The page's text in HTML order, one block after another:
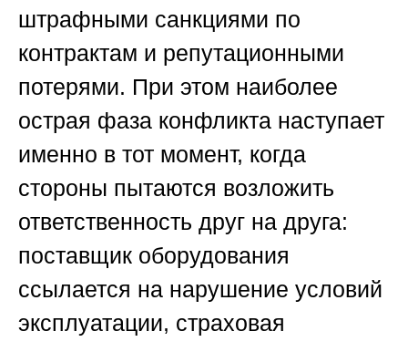
штрафными санкциями по
контрактам и репутационными
потерями. При этом наиболее
острая фаза конфликта наступает
именно в тот момент, когда
стороны пытаются возложить
ответственность друг на друга:
поставщик оборудования
ссылается на нарушение условий
эксплуатации, страховая